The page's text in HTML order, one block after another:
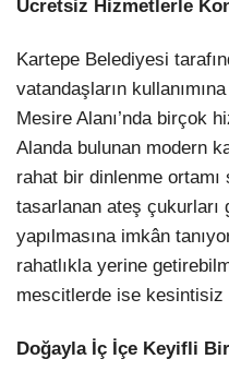
Ücretsiz Hizmetlerle
Kartepe Belediyesi
vatandaşların
Mesire Alanı’nda birçok
Alanda bulunan modern
rahat bir dinlenme
tasarlanan ateş çukurları
yapılmasına imkân
rahatlıkla yerine
mescitlerde ise kesintisiz
Doğayla İç İçe Keyifli Bir